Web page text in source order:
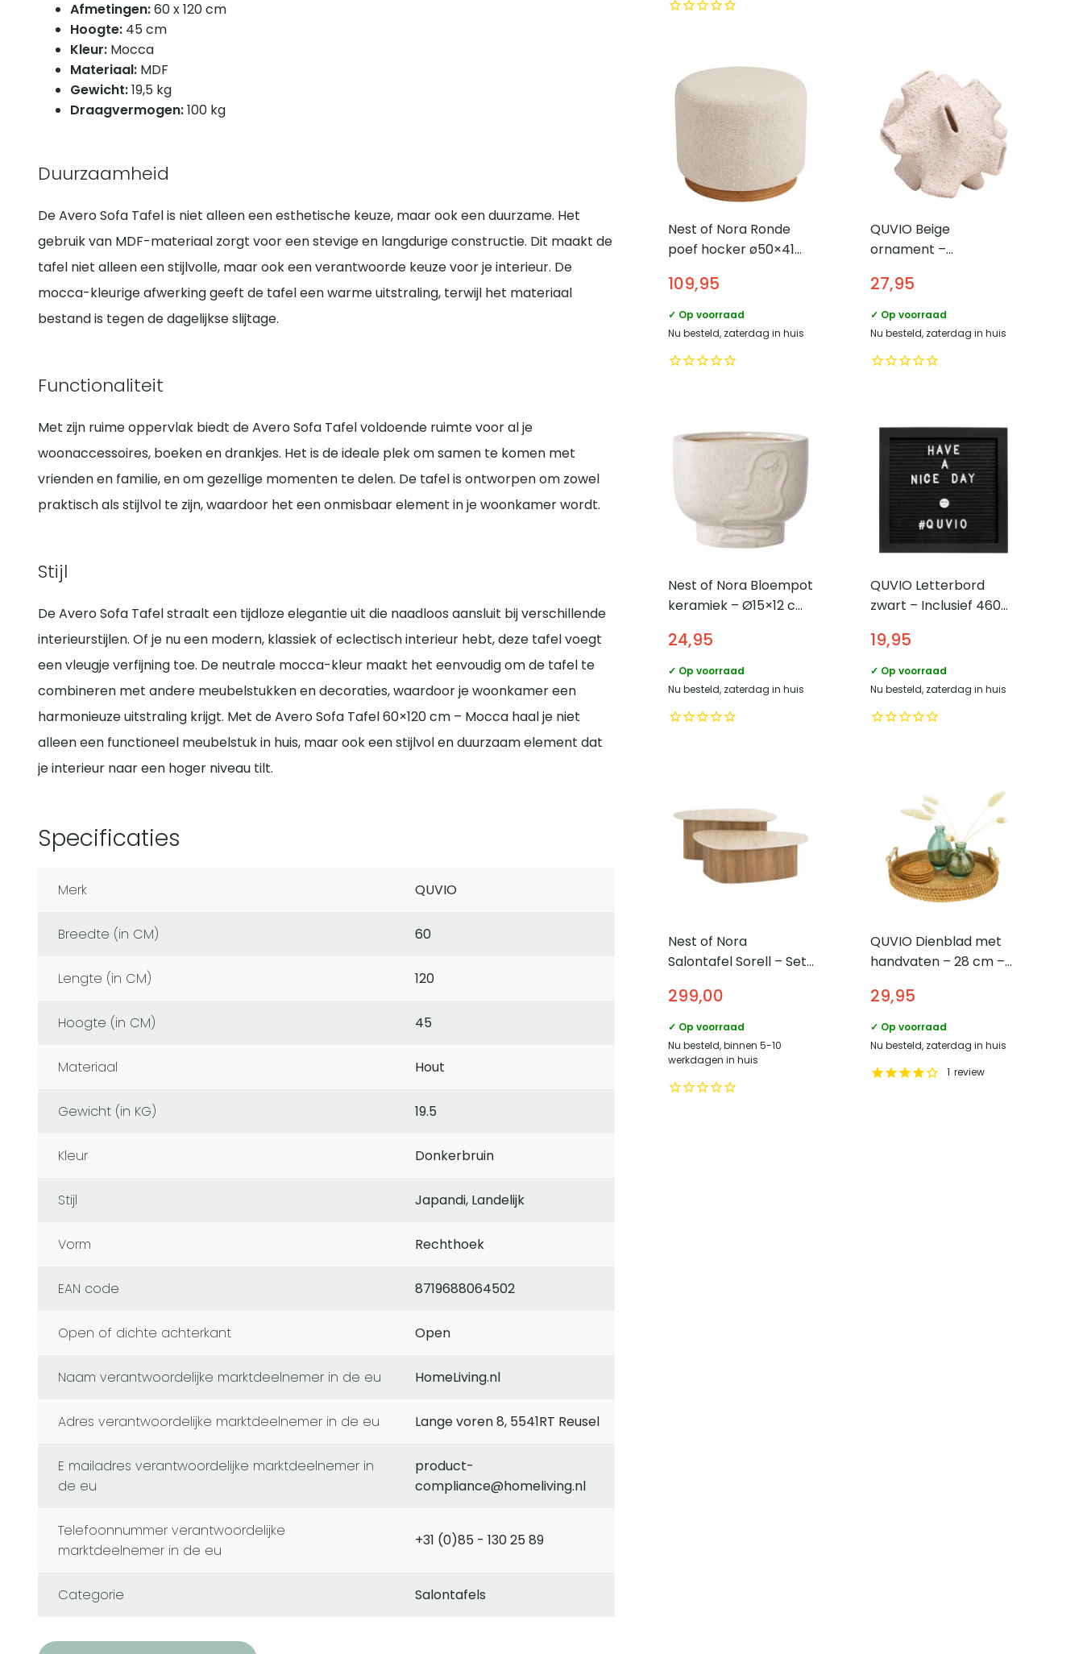
Afmetingen:60 x 120 cm
Hoogte: 45 cm
Kleur: Mocca
Materiaal: MDF
Gewicht:19,5 kg
Draagvermogen:100 kg
Duurzaamheid
De Avero Sofa Tafel is niet alleen een esthetische keuze, maar ook een duurzame. Het
gebruik van MDF-materiaal zorgt voor een stevige en langdurige constructie. Dit maakt de
tafel niet alleen een stijlvolle, maar ook een verantwoorde keuze voor je interieur. De
mocca-kleurige afwerking geeft de tafel een warme uitstraling, terwijl het materiaal
bestand is tegen de dagelijkse slijtage.
Functionaliteit
Met zijn ruime oppervlak biedt de Avero Sofa Tafel voldoende ruimte voor al je
woonaccessoires, boeken en drankjes. Het is de ideale plek om samen te komen met
vrienden en familie, en om gezellige momenten te delen. De tafel is ontworpen om zowel
praktisch als stijlvol te zijn, waardoor het een onmisbaar element in je woonkamer wordt.
Stijl
De Avero Sofa Tafel straalt een tijdloze elegantie uit die naadloos aansluit bij verschillende
interieurstijlen. Of je nu een modern, klassiek of eclectisch interieur hebt, deze tafel voegt
een vleugje verfijning toe. De neutrale mocca-kleur maakt het eenvoudig om de tafel te
combineren met andere meubelstukken en decoraties, waardoor je woonkamer een
harmonieuze uitstraling krijgt. Met de Avero Sofa Tafel 60×120 cm – Mocca haal je niet
alleen een functioneel meubelstuk in huis, maar ook een stijlvol en duurzaam element dat
je interieur naar een hoger niveau tilt.
Specificaties
Merk QUVIO
Breedte (in CM) 60
Lengte (in CM) 120
Hoogte (in CM) 45
Materiaal Hout
Gewicht (in KG) 19.5
Kleur Donkerbruin
Stijl Japandi, Landelijk
Vorm Rechthoek
EAN code 8719688064502
Open of dichte achterkant Open
naam verantwoordelijke marktdeelnemer in de eu HomeLiving.nl
adres verantwoordelijke marktdeelnemer in de eu Lange voren 8, 5541RT Reusel
e mailadres verantwoordelijke marktdeelnemer in
de eu
product-
compliance@homeliving.nl
telefoonnummer verantwoordelijke
marktdeelnemer in de eu
+31 (0)85 - 130 25 89
Categorie Salontafels
Nest of Nora Ronde
poef hocker ø50×41
109,95
✓ Op voorraad
Nu besteld, zaterdag in huis
QUVIO Beige
ornament –
Keramiek – Beige
27,95
✓ Op voorraad
Nu besteld, zaterdag in huis
Nest of Nora Bloempot
keramiek – Ø15×12 cm
24,95
✓ Op voorraad
Nu besteld, zaterdag in huis
QUVIO Letterbord
zwart – Inclusief 460
symbolen – Hout en
vilt
19,95
✓ Op voorraad
Nu besteld, zaterdag in huis
Nest of Nora
Salontafel Sorell – Set
Keramiek travertin
299,00
✓ Op voorraad
Nu besteld, binnen 5-10
werkdagen in huis
QUVIO Dienblad met
handvaten – 28 cm –
29,95
✓ Op voorraad
Nu besteld, zaterdag in huis
1 review